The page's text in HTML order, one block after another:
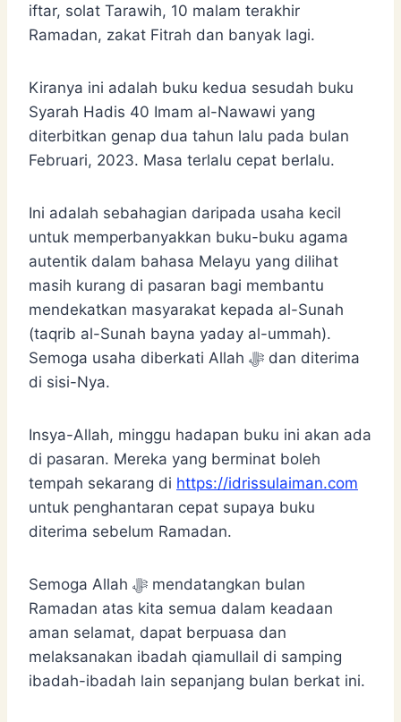
iftar, solat Tarawih, 10 malam terakhir
Ramadan, zakat Fitrah dan banyak lagi.
Kiranya ini adalah buku kedua sesudah buku
Syarah Hadis 40 Imam al-Nawawi yang
diterbitkan genap dua tahun lalu pada bulan
Februari, 2023. Masa terlalu cepat berlalu.
Ini adalah sebahagian daripada usaha kecil
untuk memperbanyakkan buku-buku agama
autentik dalam bahasa Melayu yang dilihat
masih kurang di pasaran bagi membantu
mendekatkan masyarakat kepada al-Sunah
(taqrib al-Sunah bayna yaday al-ummah).
Semoga usaha diberkati Allah ﷻ dan diterima
di sisi-Nya.
Insya-Allah, minggu hadapan buku ini akan ada
di pasaran. Mereka yang berminat boleh
tempah sekarang di https://idrissulaiman.com
untuk penghantaran cepat supaya buku
diterima sebelum Ramadan.
Semoga Allah ﷻ mendatangkan bulan
Ramadan atas kita semua dalam keadaan
aman selamat, dapat berpuasa dan
melaksanakan ibadah qiamullail di samping
ibadah-ibadah lain sepanjang bulan berkat ini.